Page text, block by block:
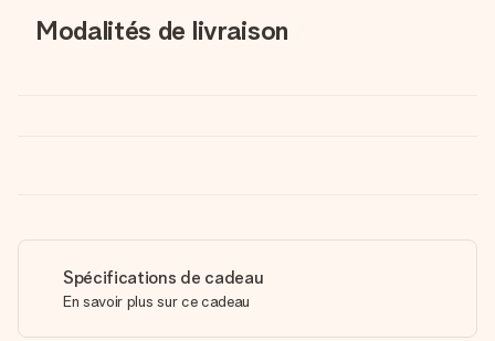
Modalités de livraison
Spécifications de cadeau
En savoir plus sur ce cadeau